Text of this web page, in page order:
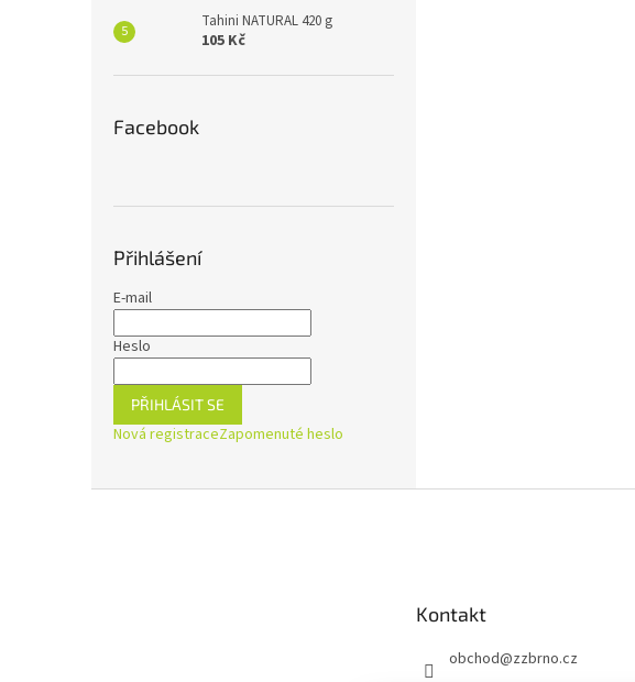
Tahini NATURAL 420 g
105 Kč
Facebook
Přihlášení
E-mail
Heslo
PŘIHLÁSIT SE
Nová registraceZapomenuté heslo
Kontakt
obchod@zzbrno.cz